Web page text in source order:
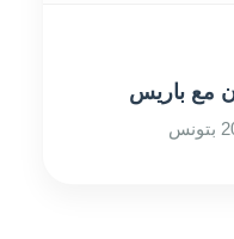
مع باريس